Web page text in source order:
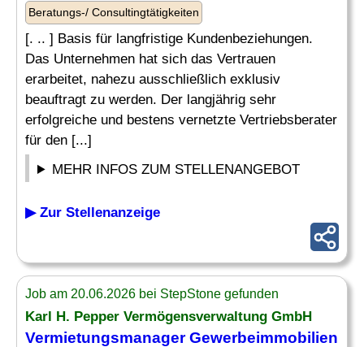
Beratungs-/ Consultingtätigkeiten
[. .. ] Basis für langfristige Kundenbeziehungen.
Das Unternehmen hat sich das Vertrauen
erarbeitet, nahezu ausschließlich exklusiv
beauftragt zu werden. Der langjährig sehr
erfolgreiche und bestens vernetzte Vertriebsberater
für den [...]
MEHR INFOS ZUM STELLENANGEBOT
▶ Zur Stellenanzeige
Job am 20.06.2026 bei StepStone gefunden
Karl H. Pepper Vermögensverwaltung GmbH
VermietungsmanagerGewerbeimmobilien